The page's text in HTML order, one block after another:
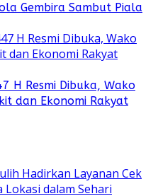
Gembira Sambut Piala
H Resmi Dibuka, Wako
dan Ekonomi Rakyat